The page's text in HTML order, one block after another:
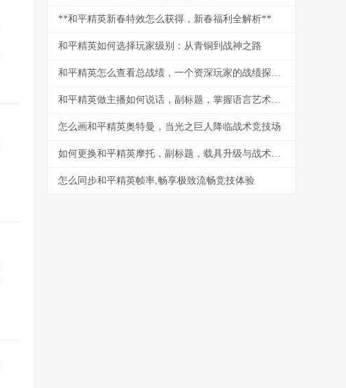
**和平精英新春特效怎么获得，新春福利全解析**
和平精英如何选择玩家级别：从青铜到战神之路
和平精英怎么查看总战绩，一个资深玩家的战绩探索之旅
和平精英做主播如何说话，副标题，掌握语言艺术引爆直播间
怎么画和平精英奥特曼，当光之巨人降临战术竞技场
如何更换和平精英摩托，副标题，载具升级与战术革新
怎么同步和平精英帧率,畅享极致流畅竞技体验